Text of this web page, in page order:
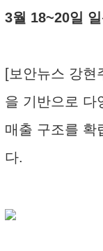
3월 18~20일
[보안뉴스 강현
을 기반으로 다
매출 구조를 확
다.